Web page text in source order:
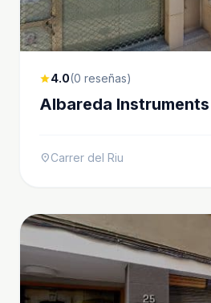
star4.0(0 reseñas)
Albareda
location_onCarrer del Riu